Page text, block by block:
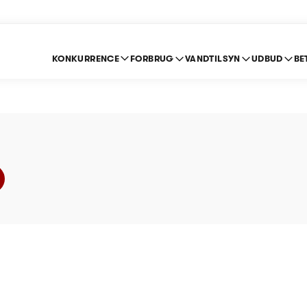
KONKURRENCE FORBRUG VANDTILSYN UDBUD